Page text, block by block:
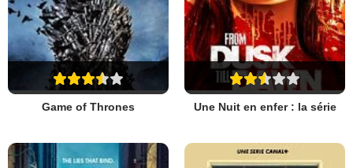
Game of Thrones Une Nuit en enfer : la série